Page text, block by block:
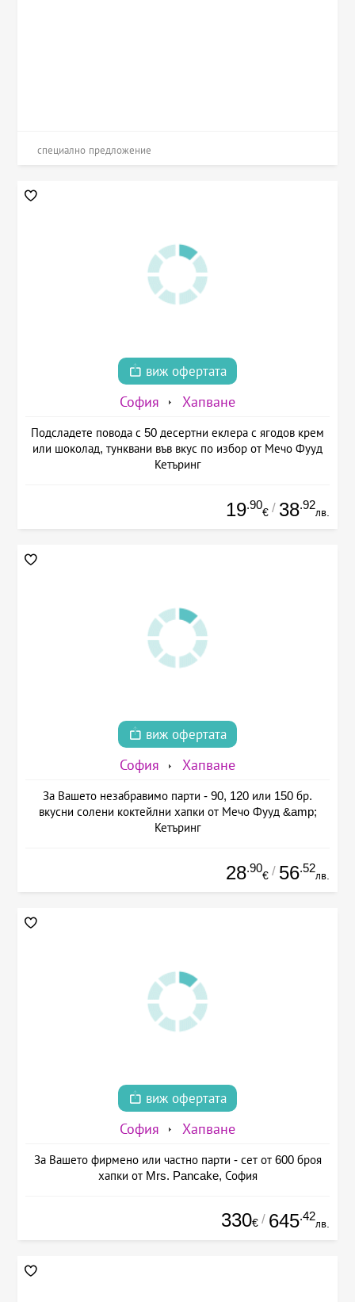
специално предложение
виж офертата
София Хапване
Подсладете повода с 50 десертни еклера с ягодов крем
или шоколад, тунквани във вкус по избор от Мечо Фууд
Кетъринг
19.90
€ / 38.92
лв.
виж офертата
София Хапване
За Вашето незабравимо парти - 90, 120 или 150 бр.
вкусни солени коктейлни хапки от Мечо Фууд &amp;
Кетъринг
28.90
€ / 56.52
лв.
виж офертата
София Хапване
За Вашето фирмено или частно парти - сет от 600 броя
хапки от Mrs. Pancake, София
330€ / 645.42
лв.